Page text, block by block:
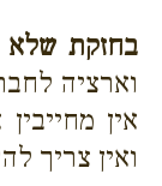
בחזקת שלא
וארציה
אין
ואין צריך